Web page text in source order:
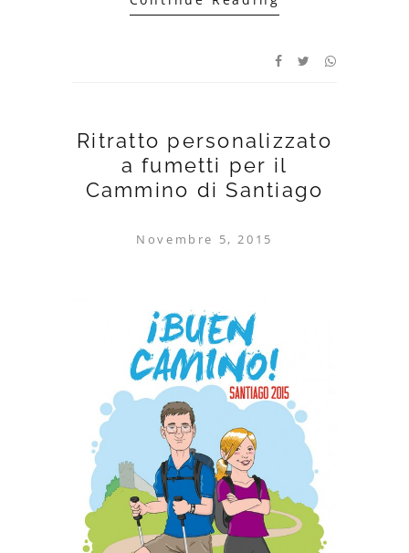
Ritratto personalizzato
a fumetti per il
Cammino di Santiago
Novembre 5, 2015